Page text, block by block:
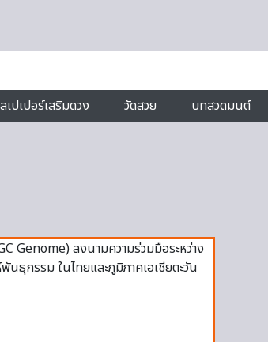
เปเปอร์เสริมดวง วัดสวย บทสวดมนต์